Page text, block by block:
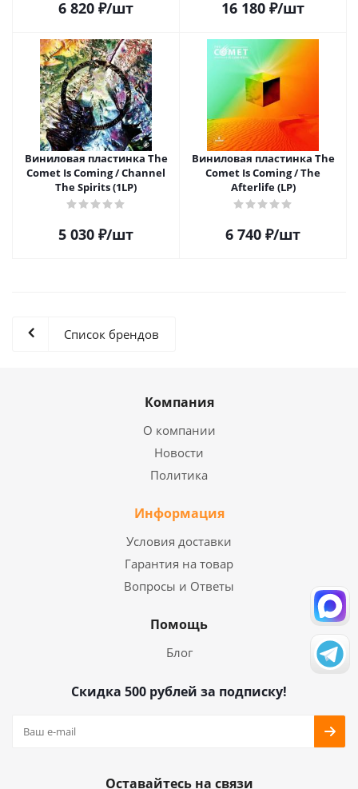
6 820 ₽/шт 16 180 ₽/шт
Виниловая пластинка The
Comet Is Coming / Channel
The Spirits (1LP)
5 030 ₽/шт
Виниловая пластинка The
Comet Is Coming / The
Afterlife (LP)
6 740 ₽/шт
Список брендов
Компания
О компании
Новости
Политика
Информация
Условия доставки
Гарантия на товар
Вопросы и Ответы
Помощь
Блог
Скидка 500 рублей за подписку!
Оставайтесь на связи